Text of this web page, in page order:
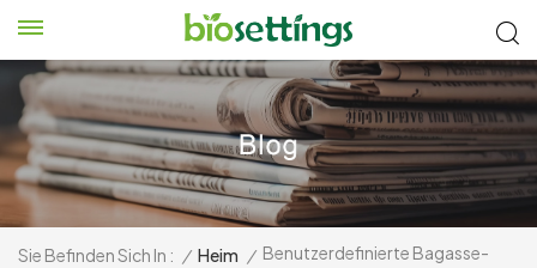
Sie Befinden Sich In : / Heim / Benutzerdefinierte Bagasse-